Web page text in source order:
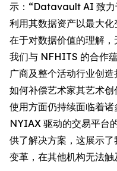
示：“Datavault AI 致力
利用其数据资产以最大化
在于对数据价值的理解，
我们与 NFHITS 的合作
广商及整个活动行业创
如何补偿艺术家其艺术
使用方面仍持续面临着
NYIAX 驱动的交易平台
供了解决方案，这展示
变革，在其他机构无法